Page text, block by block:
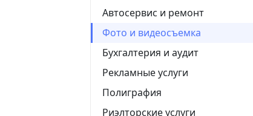
Автосервис и ремонт
Фото и видеосъемка
Бухгалтерия и аудит
Рекламные услуги
Полиграфия
Риэлторские услуги